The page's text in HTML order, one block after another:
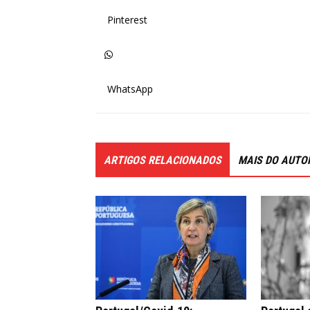
Pinterest
WhatsApp
ARTIGOS RELACIONADOS MAIS DO